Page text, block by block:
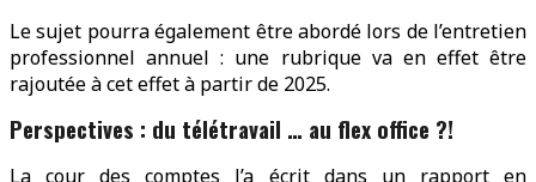
Le sujet pourra également être abordé lors de l’entretien
professionnel annuel : une rubrique va en effet être
rajoutée à cet effet à partir de 2025.
Perspectives : du télétravail … au flex office ?!
La cour des comptes l’a écrit dans un rapport en